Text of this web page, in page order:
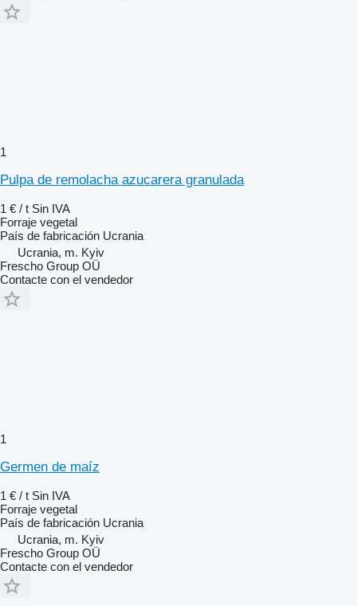
1
Pulpa de remolacha azucarera granulada
1 € / t Sin IVA
Forraje vegetal
País de fabricación Ucrania
Ucrania, m. Kyiv
Frescho Group OÜ
Contacte con el vendedor
1
Germen de maíz
1 € / t Sin IVA
Forraje vegetal
País de fabricación Ucrania
Ucrania, m. Kyiv
Frescho Group OÜ
Contacte con el vendedor